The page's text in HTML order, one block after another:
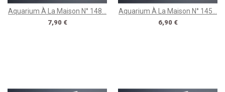
Aquarium À La Maison N° 148...
Prix
7,90 €
Aquarium À La Maison N° 145...
Prix
6,90 €